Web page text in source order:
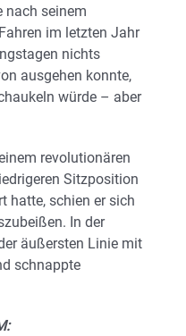
nach seinem
im letzten Jahr
nichts
ausgehen konnte,
würde – aber
revolutionären
Sitzposition
hatte, schien er sich
In der
äußersten Linie mit
schnappte